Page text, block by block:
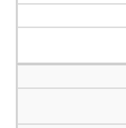
Форма обучения